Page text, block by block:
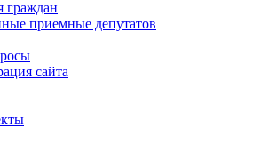
граждан
приемные депутатов
сайта